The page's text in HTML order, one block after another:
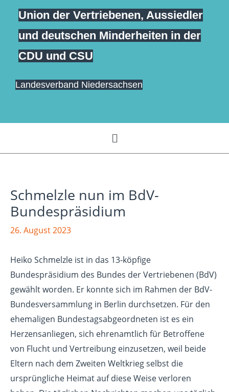
springen
Inhalt
springen
Union der Vertriebenen, Aussiedler
und deutschen Minderheiten in der
CDU und CSU
Landesverband Niedersachsen
Menü
Schmelzle nun im BdV-
Bundespräsidium
26. August 2023
Heiko Schmelzle ist in das 13-köpfige
Bundespräsidium des Bundes der Vertriebenen (BdV)
gewählt worden. Er konnte sich im Rahmen der BdV-
Bundesversammlung in Berlin durchsetzen. Für den
ehemaligen Bundestagsabgeordneten ist es ein
Herzensanliegen, sich ehrenamtlich für Betroffene
von Flucht und Vertreibung einzusetzen, weil beide
Eltern nach dem Zweiten Weltkrieg selbst die
ursprüngliche Heimat auf diese Weise verloren